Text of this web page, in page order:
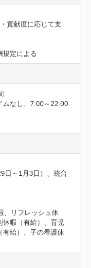
貢献度に応じて支
規定による
ムなし、7:00～22:00
日～1月3日）、統合
、リフレッシュ休
暇（有給）、育児
有給）、子の看護休